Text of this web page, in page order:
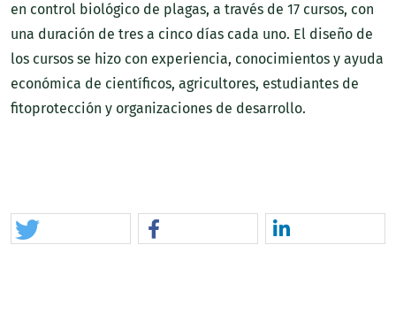
en control biológico de plagas, a través de 17 cursos, con
una duración de tres a cinco días cada uno. El diseño de
los cursos se hizo con experiencia, conocimientos y ayuda
económica de científicos, agricultores, estudiantes de
fitoprotección y organizaciones de desarrollo.